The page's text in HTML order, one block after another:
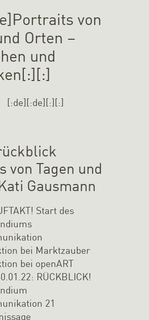
von
Orten –
und
[:de][:de][:][:]
von Tagen und
Gausmann
Start des
bei Marktzauber
bei openART
RÜCKBLICK!
21